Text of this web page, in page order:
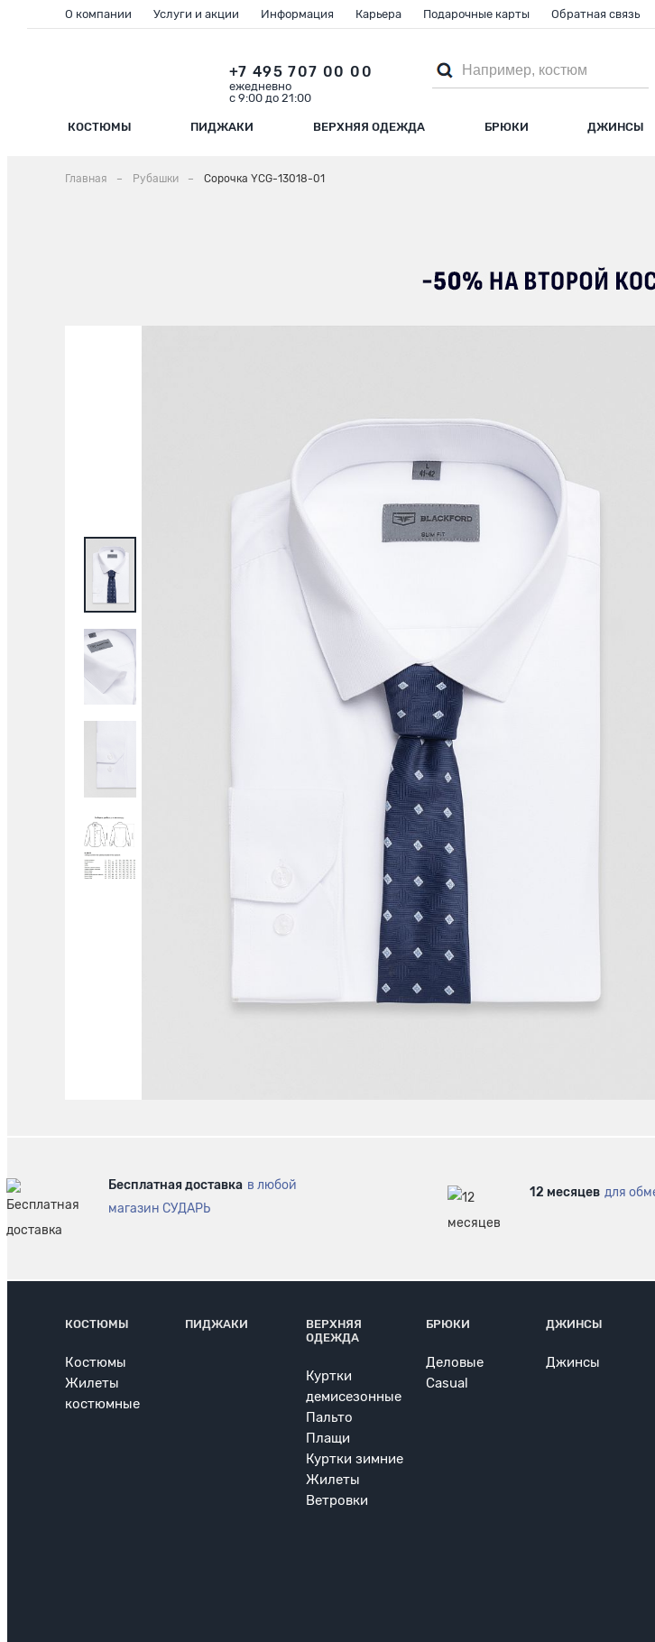
КОСТЮМЫ ПИДЖАКИ ВЕРХНЯЯ ОДЕЖДА БРЮКИ ДЖИНСЫ
+7 495 707 00 00
ежедневно
с 9:00 до 21:00
О компании Услуги и акции Информация Карьера Подарочные карты Обратная связь
Главная Рубашки Сорочка YCG-13018-01
Бесплатная доставка в любой
магазин СУДАРЬ
12 месяцев для
КОСТЮМЫ
Костюмы
Жилеты
костюмные
ПИДЖАКИ
ВЕРХНЯЯ
ОДЕЖДА
Куртки
демисезонные
Пальто
Плащи
Куртки зимние
Жилеты
Ветровки
БРЮКИ
Деловые
Casual
ДЖИНСЫ
Джинсы